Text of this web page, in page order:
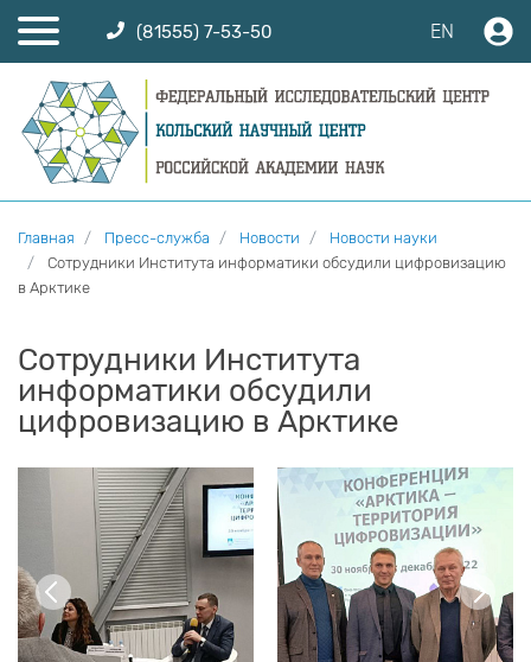
(81555) 7-53-50 EN
Главная Пресс-служба Новости
Новости науки
Сотрудники Института информатики обсудили цифровизацию
в Арктике
Сотрудники Института
информатики обсудили
цифровизацию в Арктике